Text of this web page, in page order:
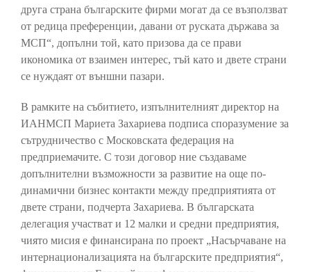
друга страна българските фирми могат да се възползват
от редица преференции, давани от руската държава за
МСП“, допълни той, като призова да се прави
икономика от взаимен интерес, тъй като и двете страни
се нуждаят от външни пазари.
В рамките на събитието, изпълнителният директор на
ИАНМСП Мариета Захариева подписа споразумение за
сътрудничество с Московската федерация на
предприемачите. С този договор ние създаваме
допълнителни възможности за развитие на още по-
динамични бизнес контакти между предприятията от
двете страни, подчерта Захариева. В българската
делегация участват и 12 малки и средни предприятия,
чиято мисия е финансирана по проект „Насърчаване на
интернационализацията на българските предприятия“,